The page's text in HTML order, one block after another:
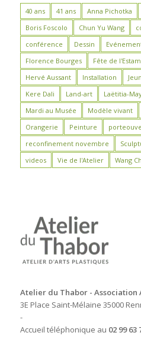
40 ans 41 ans Anna Pichotka
Boris Foscolo
Chun Yu Wang
conférence
Dessin
Florence Bourges
Fête de
Hervé Aussant
Installation
Kere Dali
Land-art Laëtitia-
Mardi au Musée
Modèle vivant
Orangerie
Peinture
reconfinement novembre
videos
Vie de l'Atelier Wang
Atelier du Thabor - Association
3E Place Saint-Mélaine 35000
-
Accueil téléphonique au 02 99 63